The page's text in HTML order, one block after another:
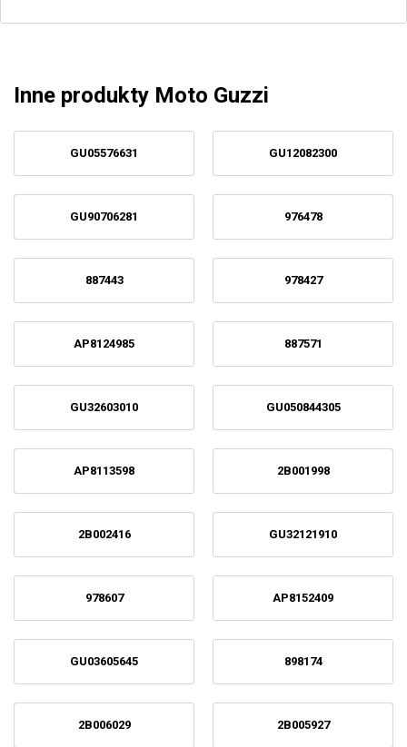
Inne produkty Moto Guzzi
GU05576631 GU12082300
GU90706281 976478
887443 978427
AP8124985 887571
GU32603010 GU050844305
AP8113598 2B001998
2B002416 GU32121910
978607 AP8152409
GU03605645 898174
2B006029 2B005927